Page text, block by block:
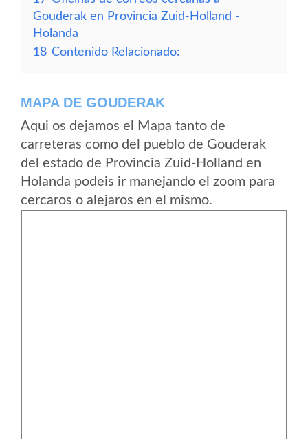
Gouderak en Provincia Zuid-Holland -
Holanda
18 Contenido Relacionado:
MAPA DE GOUDERAK
Aqui os dejamos el Mapa tanto de
carreteras como del pueblo de Gouderak
del estado de Provincia Zuid-Holland en
Holanda podeis ir manejando el zoom para
cercaros o alejaros en el mismo.